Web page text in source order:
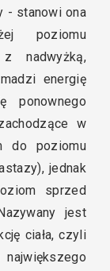
- stanowi ona
poziomu
nadwyżką,
energię
ponownego
w
do poziomu
jednak
sprzed
jest
ciała, czyli